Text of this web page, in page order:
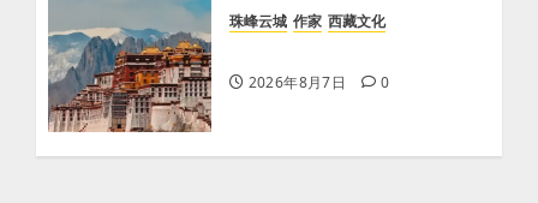
珠峰云城 作家 西藏文化
2026年8月7日 0